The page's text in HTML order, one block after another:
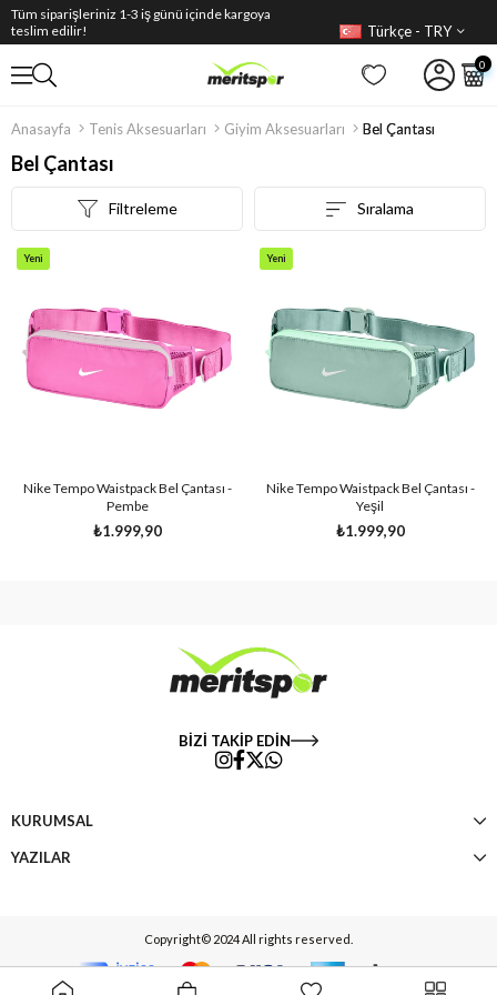
Tüm siparişleriniz 1-3 iş günü içinde kargoya
teslim edilir!
Türkçe - TRY
0
Anasayfa Tenis Aksesuarları Giyim Aksesuarları Bel Çantası
Bel Çantası
Filtreleme Sıralama
Nike Tempo Waistpack Bel Çantası -
Pembe
₺1.999,90
Yeni
Nike Tempo Waistpack Bel Çantası -
Yeşil
₺1.999,90
Yeni
BİZİ TAKİP EDİN
KURUMSAL
YAZILAR
Copyright© 2024 All rights reserved.